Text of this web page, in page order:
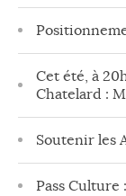
Cet été, à
Chatelard :
Soutenir les
Pass Culture